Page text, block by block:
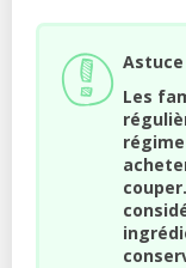
Astuce
Les